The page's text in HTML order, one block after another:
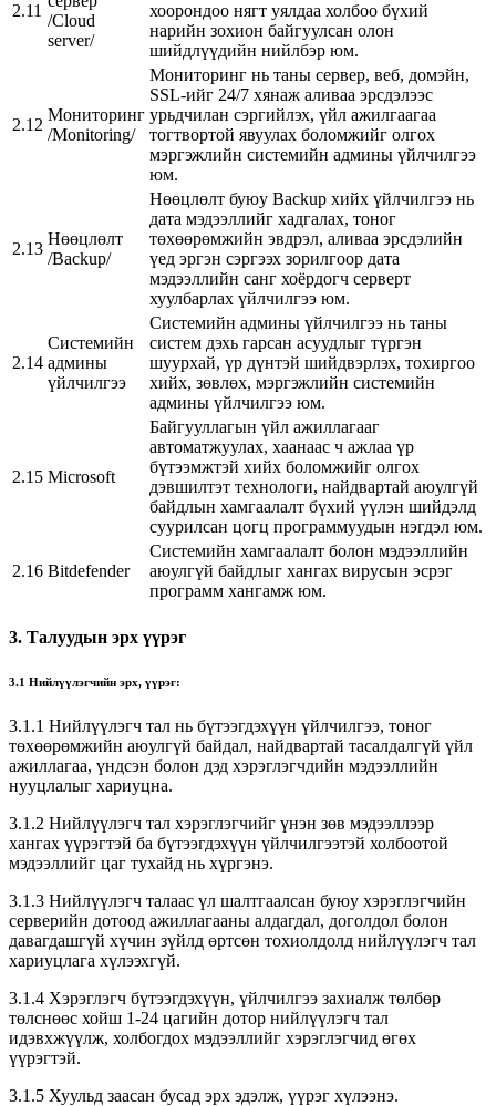
2.11
/Cloud
server/
хоорондоо нягт уялдаа холбоо бүхий
нарийн зохион байгуулсан олон
шийдлүүдийн нийлбэр юм.
2.12
Мониторинг
/Monitoring/
Мониторинг нь таны сервер, веб, домэйн,
SSL-ийг 24/7 хянаж аливаа эрсдэлээс
урьдчилан сэргийлэх, үйл ажилгаагаа
тогтвортой явуулах боломжийг олгох
мэргэжлийн системийн админы үйлчилгээ
юм.
2.13
Нөөцлөлт
/Backup/
Нөөцлөлт буюу Backup хийх үйлчилгээ нь
дата мэдээллийг хадгалах, тоног
төхөөрөмжийн эвдрэл, аливаа эрсдэлийн
үед эргэн сэргээх зорилгоор дата
мэдээллийн санг хоёрдогч серверт
хуулбарлах үйлчилгээ юм.
2.14
Системийн
админы
үйлчилгээ
Системийн админы үйлчилгээ нь таны
систем дэхь гарсан асуудлыг түргэн
шуурхай, үр дүнтэй шийдвэрлэх, тохиргоо
хийх, зөвлөх, мэргэжлийн системийн
админы үйлчилгээ юм.
2.15 Microsoft
Байгууллагын үйл ажиллагааг
автоматжуулах, хаанаас ч ажлаа үр
бүтээмжтэй хийх боломжийг олгох
дэвшилтэт технологи, найдвартай аюулгүй
байдлын хамгаалалт бүхий үүлэн шийдэлд
суурилсан цогц программуудын нэгдэл юм.
2.16 Bitdefender
Системийн хамгаалалт болон мэдээллийн
аюулгүй байдлыг хангах вирусын эсрэг
программ хангамж юм.
3. Талуудын эрх үүрэг
3.1 Нийлүүлэгчийн эрх, үүрэг:
3.1.1 Нийлүүлэгч тал нь бүтээгдэхүүн үйлчилгээ, тоног
төхөөрөмжийн аюулгүй байдал, найдвартай тасалдалгүй үйл
ажиллагаа, үндсэн болон дэд хэрэглэгчдийн мэдээллийн
нууцлалыг хариуцна.
3.1.2 Нийлүүлэгч тал хэрэглэгчийг үнэн зөв мэдээллээр
хангах үүрэгтэй ба бүтээгдэхүүн үйлчилгээтэй холбоотой
мэдээллийг цаг тухайд нь хүргэнэ.
3.1.3 Нийлүүлэгч талаас үл шалтгаалсан буюу хэрэглэгчийн
серверийн дотоод ажиллагааны алдагдал, доголдол болон
давагдашгүй хүчин зүйлд өртсөн тохиолдолд нийлүүлэгч тал
хариуцлага хүлээхгүй.
3.1.4 Хэрэглэгч бүтээгдэхүүн, үйлчилгээ захиалж төлбөр
төлснөөс хойш 1-24 цагийн дотор нийлүүлэгч тал
идэвхжүүлж, холбогдох мэдээллийг хэрэглэгчид өгөх
үүрэгтэй.
3.1.5 Хуульд заасан бусад эрх эдэлж, үүрэг хүлээнэ.